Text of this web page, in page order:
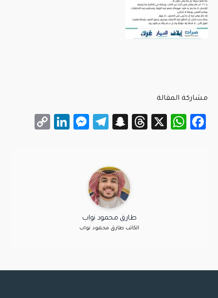
مشاركة المقالة
Facebook
WhatsApp
X
Threads
Snapchat
Telegram
Messenger
طارق محمود نواب
الكاتب طارق محمود نواب